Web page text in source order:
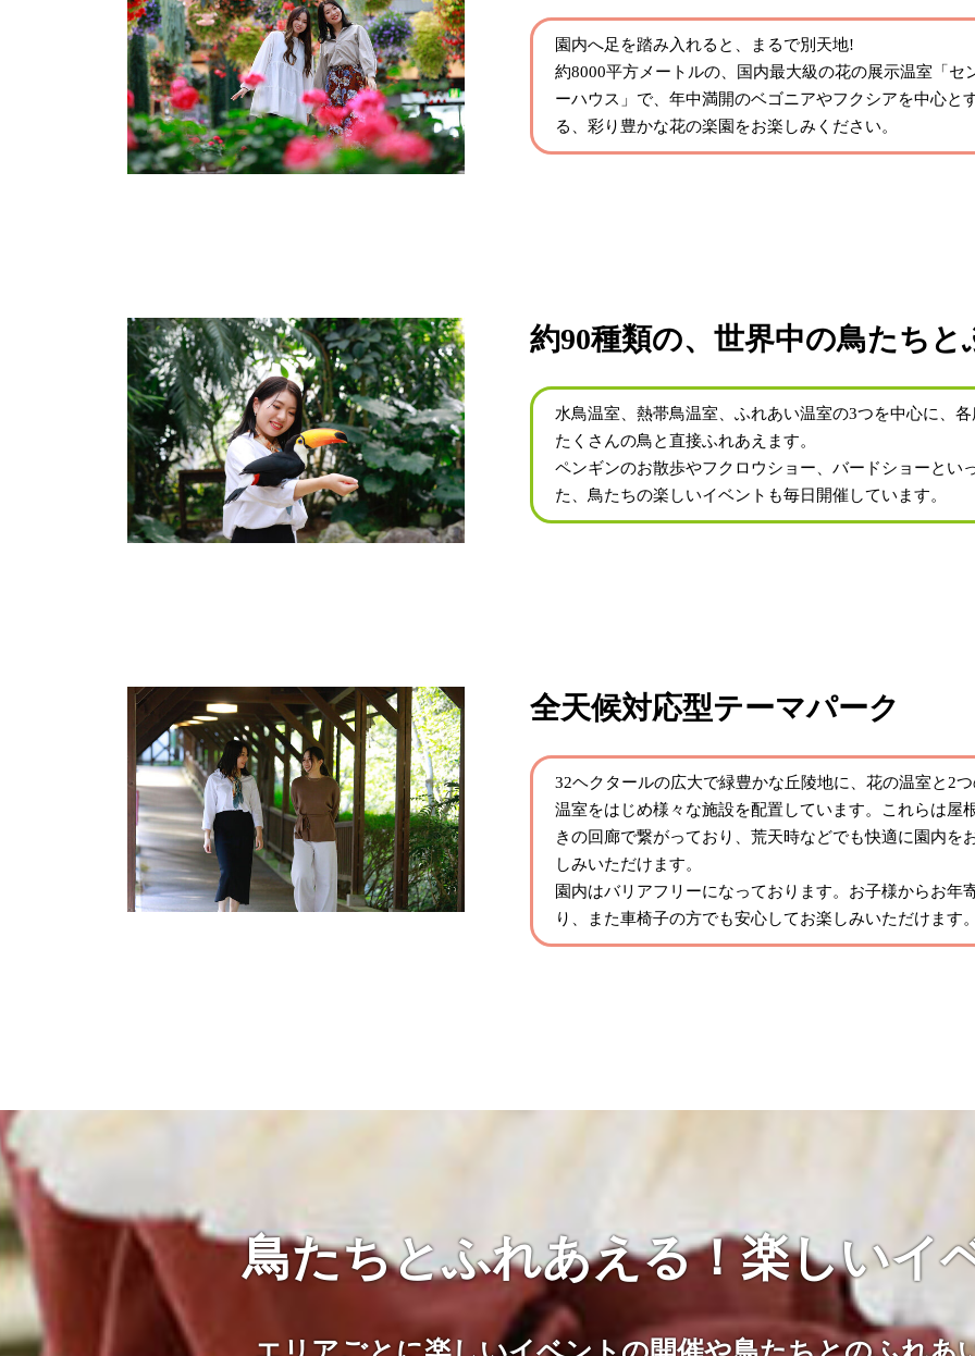
園内へ足を踏み入れると、まるで別天地!
約8000平方メートルの、国内最大級の花の展示温室「セ
ーハウス」で、年中満開のベゴニアやフクシアを中心と
る、彩り豊かな花の楽園をお楽しみください。
約90種類の、世界中の鳥たちと
水鳥温室、熱帯鳥温室、ふれあい温室の3つを中心に、
たくさんの鳥と直接ふれあえます。
ペンギンのお散歩やフクロウショー、バードショーとい
た、鳥たちの楽しいイベントも毎日開催しています。
全天候対応型テーマパーク
32ヘクタールの広大で緑豊かな丘陵地に、花の温室と2
温室をはじめ様々な施設を配置しています。これらは屋
きの回廊で繋がっており、荒天時などでも快適に園内を
しみいただけます。
園内はバリアフリーになっております。お子様からお年
り、また車椅子の方でも安心してお楽しみいただけます。
鳥たちとふれあえる！楽しいイ